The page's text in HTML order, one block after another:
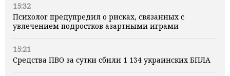
15:32
Психолог предупредил о рисках, связанных с
увлечением подростков азартными играми
15:21
Средства ПВО за сутки сбили 1 134 украинских БПЛА